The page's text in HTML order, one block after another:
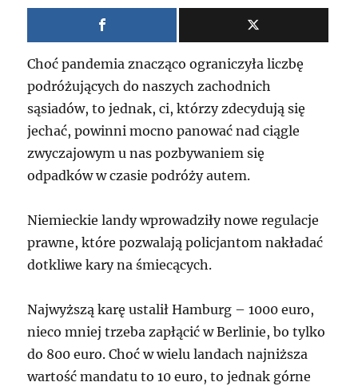
Choć pandemia znacząco ograniczyła liczbę
podróżujących do naszych zachodnich
sąsiadów, to jednak, ci, którzy zdecydują się
jechać, powinni mocno panować nad ciągle
zwyczajowym u nas pozbywaniem się
odpadków w czasie podróży autem.
Niemieckie landy wprowadziły nowe regulacje
prawne, które pozwalają policjantom nakładać
dotkliwe kary na śmiecących.
Najwyższą karę ustalił Hamburg – 1000 euro,
nieco mniej trzeba zapłącić w Berlinie, bo tylko
do 800 euro. Choć w wielu landach najniższa
wartość mandatu to 10 euro, to jednak górne